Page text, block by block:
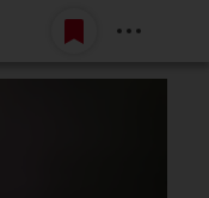
Belépés